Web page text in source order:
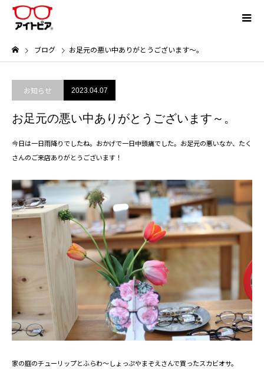
ブログ お足元の悪い中ありがとうございます～。
お知らせ 2023.04.07
お足元の悪い中ありがとうございます～。
今日は一日雨降りでしたね。おかげで一日中頭痛でした。お足元の悪いなか、たく
さんのご来店ありがとうございます！
家の庭のチューリップとふらわ～しょっぷやまぞえさんで買ったスカビオサ。